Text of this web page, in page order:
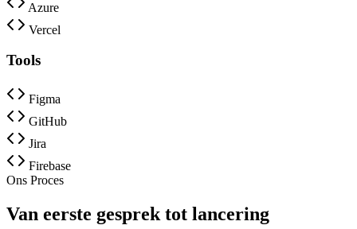
Azure
Vercel
Tools
Figma
GitHub
Jira
Firebase
Ons Proces
Van eerste gesprek tot lancering